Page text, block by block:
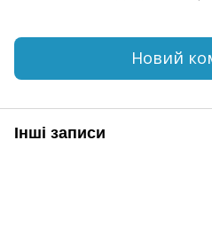
Новий
Інші записи